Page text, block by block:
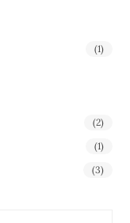
(1)
(2)
(1)
(3)